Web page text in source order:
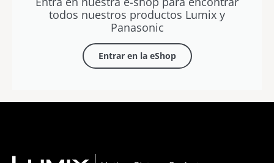
todos nuestros productos Lumix y
Panasonic
Entrar en la eShop